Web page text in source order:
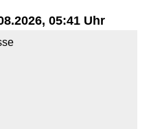
05:41 Uhr